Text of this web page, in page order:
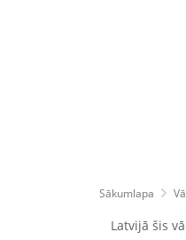
Sākumlapa
Latvijā šis